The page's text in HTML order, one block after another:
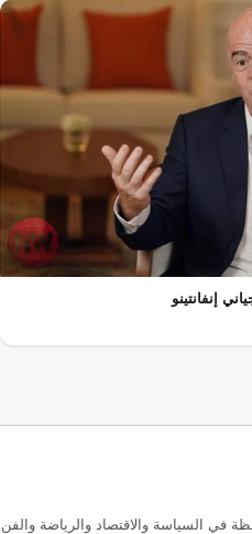
إنفانتينو
في السياسة والاقتصاد والرياضة والفن